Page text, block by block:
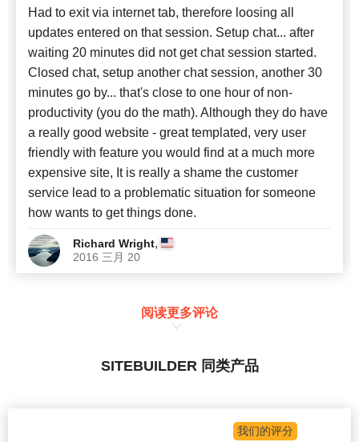
Had to exit via internet tab, therefore loosing all
updates entered on that session. Setup chat... after
waiting 20 minutes did not get chat session started.
Closed chat, setup another chat session, another 30
minutes go by... that's close to one hour of non-
productivity (you do the math). Although they do have
a really good website - great templated, very user
friendly with feature you would find at a much more
expensive site, It is really a shame the customer
service lead to a problematic situation for someone
how wants to get things done.
Richard Wright,
2016 三月 20
阅读更多评论
SITEBUILDER 同类产品
我们的评分